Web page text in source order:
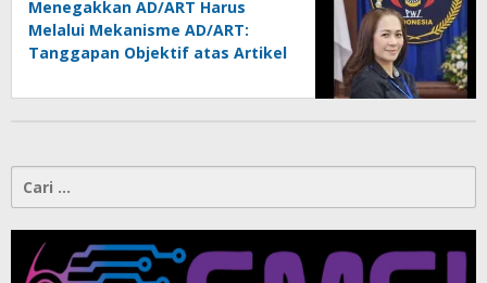
Menegakkan AD/ART Harus
Melalui Mekanisme AD/ART:
Tanggapan Objektif atas Artikel
Konspirasi Melanggar Aturan”
Cari
untuk: